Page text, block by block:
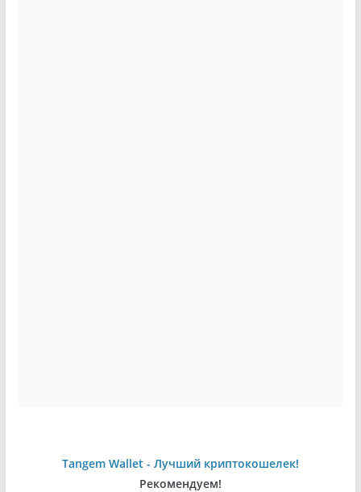
Tangem Wallet - Лучший криптокошелек!
Рекомендуем!